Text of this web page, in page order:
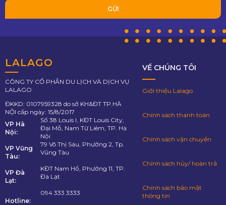
LALAGO
CÔNG TY CỔ PHẦN DU LỊCH VÀ DỊCH VỤ
LALAGO
ĐKKD: 0107959328 do sở KH&ĐT TP.HÀ
NỘI cấp ngày: 15/8/2017
VP Hà
Nội:
Số 38 Louis I, KĐT Louis City,
Đại Mỗ, Nam Từ Liêm, TP. Hà
Nội
VP Vũng
Tàu:
79 Võ Thị Sáu, Phường 2, Tp.
Vũng Tàu
VP Đà
Lạt:
KĐT Nam Hồ, Phường 11, TP.
Đà Lạt
Hotline:
094 333 3333
VỀ CHÚNG TÔI
Giới thiệu Lalago
Chính sách thanh toán
Chính sách vận chuyển
Chính sách hủy/ hoàn trả
Chính sách bảo mật
thông tin